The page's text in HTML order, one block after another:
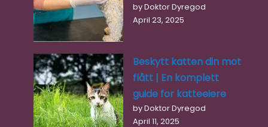
by Doktor Dyregod
April 23, 2025
Beskytt katten din mot
flått | En komplett
guide for katteeiere
by Doktor Dyregod
April 11, 2025